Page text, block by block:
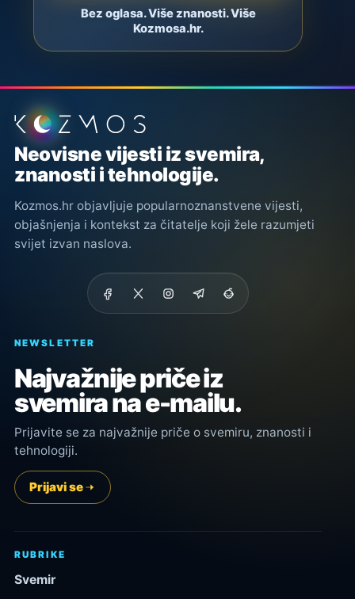
Bez oglasa. Više znanosti. Više
Kozmosa.hr.
Podnožje stranice
Neovisne vijesti iz svemira,
znanosti i tehnologije.
Kozmos.hr objavljuje popularnoznanstvene vijesti,
objašnjenja i kontekst za čitatelje koji žele razumjeti
svijet izvan naslova.
NEWSLETTER
Najvažnije priče iz
svemira na e-mailu.
Prijavite se za najvažnije priče o svemiru, znanosti i
tehnologiji.
Prijavi se
RUBRIKE
Svemir